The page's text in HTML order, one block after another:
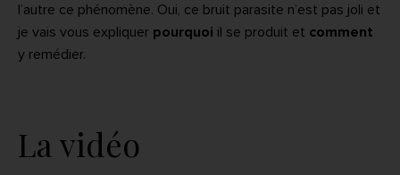
l’autre ce phénomène. Oui, ce bruit parasite n’est pas joli et
je vais vous expliquer pourquoi il se produit et comment
y remédier.
La vidéo